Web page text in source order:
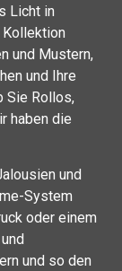
Licht in
Kollektion
und Mustern,
und Ihre
Sie Rollos,
haben die
und
System
oder einem
und so den